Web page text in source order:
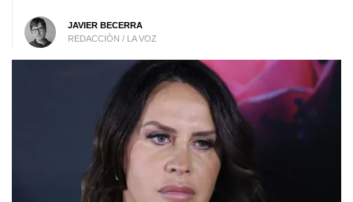
JAVIER BECERRA
REDACCIÓN / LA VOZ